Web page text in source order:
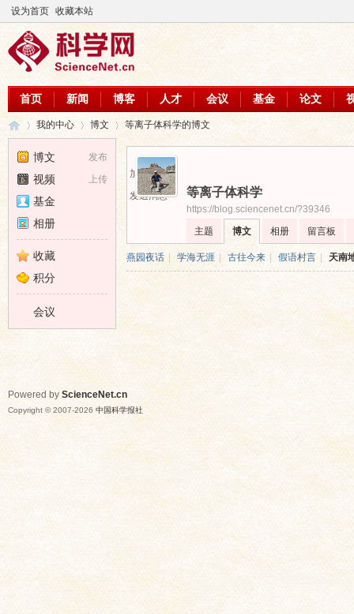
设为首页 收藏本站
首页 新闻 博客 人才 会议 基金 论文
›
我的中心 博文 等离子体科学的博文
加为好友
发送消息
等离子体科学
https://blog.sciencenet.cn/?39346
主题
博文 相册 留言板
燕园夜话 学海无涯 古往今来 假语村言 天南
发布
博文
上传
视频
基金
相册
收藏
积分
会议
Powered by ScienceNet.cn
Copyright © 2007-2026 中国科学报社